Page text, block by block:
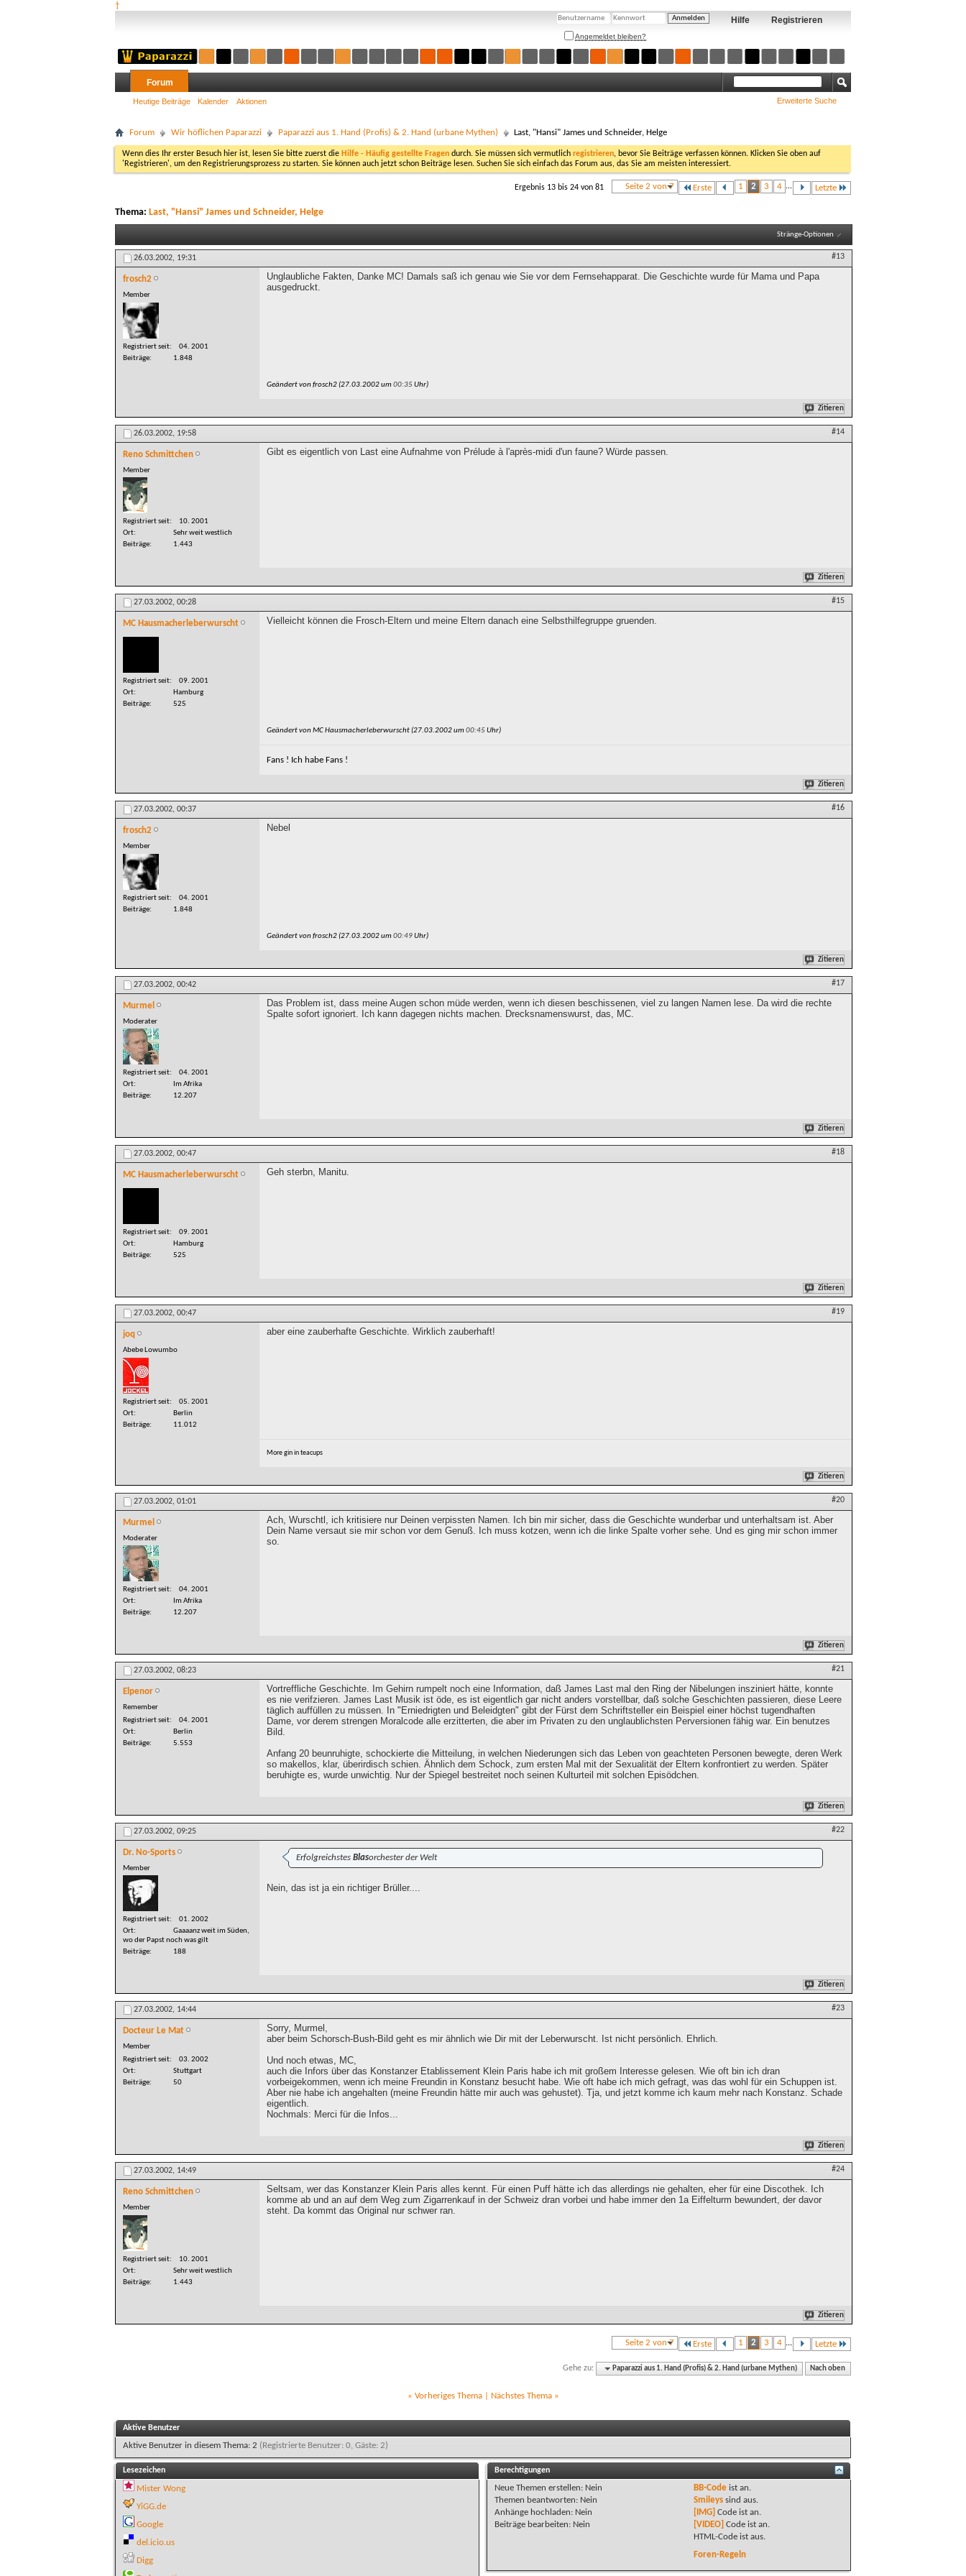
†
Registrieren
Hilfe
Angemeldet bleiben?
Forum
Heutige Beiträge Kalender Aktionen Erweiterte Suche
Forum Wir höflichen Paparazzi Paparazzi aus 1. Hand (Profis) & 2. Hand (urbane Mythen) Last, "Hansi" James und Schneider, Helge
Wenn dies Ihr erster Besuch hier ist, lesen Sie bitte zuerst die Hilfe - Häufig gestellte Fragen durch. Sie müssen sich vermutlich registrieren, bevor Sie Beiträge verfassen können. Klicken Sie oben auf
'Registrieren', um den Registrierungsprozess zu starten. Sie können auch jetzt schon Beiträge lesen. Suchen Sie sich einfach das Forum aus, das Sie am meisten interessiert.
Seite 2 von 7 Erste 1 2 3 4 ... Letzte
Ergebnis 13 bis 24 von 81
Thema: Last, "Hansi" James und Schneider, Helge
Stränge-Optionen
26.03.2002, 19:31 #13
frosch2
Member
Registriert seit
04. 2001
Beiträge
1.848
Unglaubliche Fakten, Danke MC! Damals saß ich genau wie Sie vor dem Fernsehapparat. Die Geschichte wurde für Mama und Papa
ausgedruckt.
Geändert von frosch2 (27.03.2002 um00:35Uhr)
Zitieren
26.03.2002, 19:58 #14
Reno Schmittchen
Member
Registriert seit
10. 2001
Ort
Sehr weit westlich
Beiträge
1.443
Gibt es eigentlich von Last eine Aufnahme von Prélude à l'après-midi d'un faune? Würde passen.
Zitieren
27.03.2002, 00:28 #15
MC Hausmacherleberwurscht
Registriert seit
09. 2001
Ort
Hamburg
Beiträge
525
Vielleicht können die Frosch-Eltern und meine Eltern danach eine Selbsthilfegruppe gruenden.
Geändert von MC Hausmacherleberwurscht (27.03.2002 um00:45 Uhr)
Fans ! Ich habe Fans !
Zitieren
27.03.2002, 00:37 #16
frosch2
Member
Registriert seit
04. 2001
Beiträge
1.848
Nebel
Geändert von frosch2 (27.03.2002 um00:49Uhr)
Zitieren
27.03.2002, 00:42 #17
Murmel
Moderater
Registriert seit
04. 2001
Ort
Im Afrika
Beiträge
12.207
Das Problem ist, dass meine Augen schon müde werden, wenn ich diesen beschissenen, viel zu langen Namen lese. Da wird die rechte
Spalte sofort ignoriert. Ich kann dagegen nichts machen. Drecksnamenswurst, das, MC.
Zitieren
27.03.2002, 00:47 #18
MC Hausmacherleberwurscht
Registriert seit
09. 2001
Ort
Hamburg
Beiträge
525
Geh sterbn, Manitu.
Zitieren
27.03.2002, 00:47 #19
joq
Abebe Lowumbo
Registriert seit
05. 2001
Ort
Berlin
Beiträge
11.012
aber eine zauberhafte Geschichte. Wirklich zauberhaft!
More gin in teacups
Zitieren
27.03.2002, 01:01 #20
Murmel
Moderater
Registriert seit
04. 2001
Ort
Im Afrika
Beiträge
12.207
Ach, Wurschtl, ich kritisiere nur Deinen verpissten Namen. Ich bin mir sicher, dass die Geschichte wunderbar und unterhaltsam ist. Aber
Dein Name versaut sie mir schon vor dem Genuß. Ich muss kotzen, wenn ich die linke Spalte vorher sehe. Und es ging mir schon immer
so.
Zitieren
27.03.2002, 08:23 #21
Elpenor
Remember
Registriert seit
04. 2001
Ort
Berlin
Beiträge
5.553
Vortreffliche Geschichte. Im Gehirn rumpelt noch eine Information, daß James Last mal den Ring der Nibelungen insziniert hätte, konnte
es nie verifzieren. James Last Musik ist öde, es ist eigentlich gar nicht anders vorstellbar, daß solche Geschichten passieren, diese Leere
täglich auffüllen zu müssen. In "Erniedrigten und Beleidgten" gibt der Fürst dem Schriftsteller ein Beispiel einer höchst tugendhaften
Dame, vor derem strengen Moralcode alle erzitterten, die aber im Privaten zu den unglaublichsten Perversionen fähig war. Ein benutzes
Bild.
Anfang 20 beunruhigte, schockierte die Mitteilung, in welchen Niederungen sich das Leben von geachteten Personen bewegte, deren Werk
so makellos, klar, überirdisch schien. Ähnlich dem Schock, zum ersten Mal mit der Sexualität der Eltern konfrontiert zu werden. Später
beruhigte es, wurde unwichtig. Nur der Spiegel bestreitet noch seinen Kulturteil mit solchen Episödchen.
Zitieren
27.03.2002, 09:25 #22
Dr. No-Sports
Member
Registriert seit
01. 2002
Ort
Gaaaanz weit im Süden,
wo der Papst noch was gilt
Beiträge
188
Erfolgreichstes Blasorchester der Welt
Nein, das ist ja ein richtiger Brüller....
Zitieren
27.03.2002, 14:44 #23
Docteur Le Mat
Member
Registriert seit
03. 2002
Ort
Stuttgart
Beiträge
50
Sorry, Murmel,
aber beim Schorsch-Bush-Bild geht es mir ähnlich wie Dir mit der Leberwurscht. Ist nicht persönlich. Ehrlich.
Und noch etwas, MC,
auch die Infors über das Konstanzer Etablissement Klein Paris habe ich mit großem Interesse gelesen. Wie oft bin ich dran
vorbeigekommen, wenn ich meine Freundin in Konstanz besucht habe. Wie oft habe ich mich gefragt, was das wohl für ein Schuppen ist.
Aber nie habe ich angehalten (meine Freundin hätte mir auch was gehustet). Tja, und jetzt komme ich kaum mehr nach Konstanz. Schade
eigentlich.
Nochmals: Merci für die Infos...
Zitieren
27.03.2002, 14:49 #24
Reno Schmittchen
Member
Registriert seit
10. 2001
Ort
Sehr weit westlich
Beiträge
1.443
Seltsam, wer das Konstanzer Klein Paris alles kennt. Für einen Puff hätte ich das allerdings nie gehalten, eher für eine Discothek. Ich
komme ab und an auf dem Weg zum Zigarrenkauf in der Schweiz dran vorbei und habe immer den 1a Eiffelturm bewundert, der davor
steht. Da kommt das Original nur schwer ran.
Zitieren
Seite 2 von 7 Erste 1 2 3 4 ... Letzte
Gehe zu: Paparazzi aus 1. Hand (Profis) & 2. Hand (urbane Mythen) Nach oben
« Vorheriges Thema| Nächstes Thema »
Aktive Benutzer
Aktive Benutzer in diesem Thema: 2 (Registrierte Benutzer: 0, Gäste: 2)
Lesezeichen
Mister Wong
YiGG.de
Google
del.icio.us
Digg
Berechtigungen
Neue Themen erstellen: Nein
Themen beantworten: Nein
Anhänge hochladen: Nein
Beiträge bearbeiten: Nein
BB-Codeist an.
Smileyssind aus.
[IMG] Code ist an.
[VIDEO] Code ist an.
HTML-Code ist aus.
Foren-Regeln